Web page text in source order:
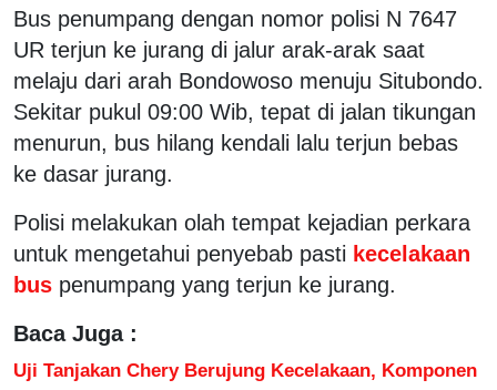
Bus penumpang dengan nomor polisi N 7647
UR terjun ke jurang di jalur arak-arak saat
melaju dari arah Bondowoso menuju Situbondo.
Sekitar pukul 09:00 Wib, tepat di jalan tikungan
menurun, bus hilang kendali lalu terjun bebas
ke dasar jurang.
Polisi melakukan olah tempat kejadian perkara
untuk mengetahui penyebab pasti kecelakaan
bus penumpang yang terjun ke jurang.
Baca Juga :
Uji Tanjakan Chery Berujung Kecelakaan, Komponen